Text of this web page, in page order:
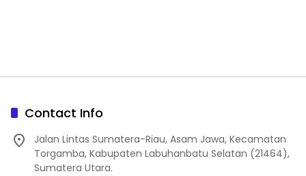
Contact Info
Jalan Lintas Sumatera-Riau, Asam Jawa, Kecamatan
Torgamba, Kabupaten Labuhanbatu Selatan (21464),
Sumatera Utara.